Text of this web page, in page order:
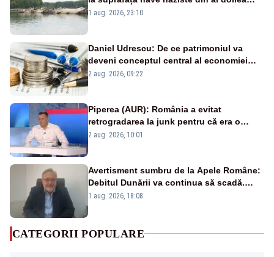
război mondial
1 aug. 2026, 23:10
Daniel Udrescu: De ce patrimoniul va
deveni conceptul central al economiei
viitoare?
2 aug. 2026, 09:22
Piperea (AUR): România a evitat
retrogradarea la junk pentru că era o
catastrofă pentru bănci și fondurile de
2 aug. 2026, 10:01
Avertisment sumbru de la Apele Române:
Debitul Dunării va continua să scadă.
Cernavodă s-ar putea închide în 4 zile
1 aug. 2026, 18:08
CATEGORII POPULARE